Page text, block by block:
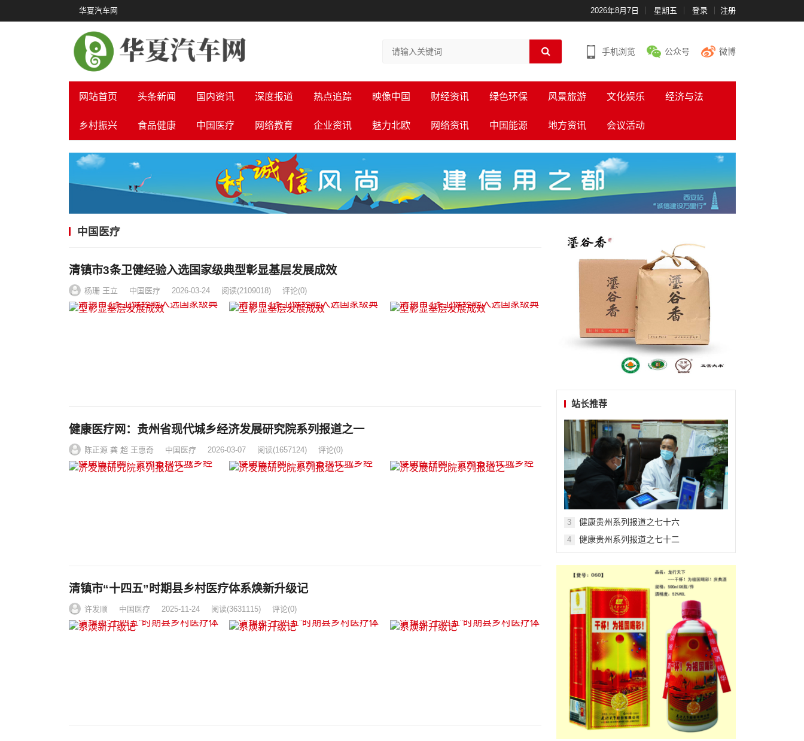
华夏汽车网 2026年8月7日 星期五 登录 注册
手机浏览 公众号 微博
网站首页 头条新闻 国内资讯 深度报道 热点追踪 映像中国 财经资讯 绿色环保 风景旅游 文化娱乐 经济与法
乡村振兴 食品健康 中国医疗 网络教育 企业资讯 魅力北欧 网络资讯 中国能源 地方资讯 会议活动
中国医疗
清镇市3条卫健经验入选国家级典型彰显基层发展成效
杨珊 王立 中国医疗 2026-03-24 阅读(2109018) 评论(0)
健康医疗网：贵州省现代城乡经济发展研究院系列报道之一
陈正源 龚 超 王惠奇 中国医疗 2026-03-07 阅读(1657124) 评论(0)
清镇市“十四五”时期县乡村医疗体系焕新升级记
许发顺 中国医疗 2025-11-24 阅读(3631115) 评论(0)
站长推荐
3 健康贵州系列报道之七十六
4 健康贵州系列报道之七十二